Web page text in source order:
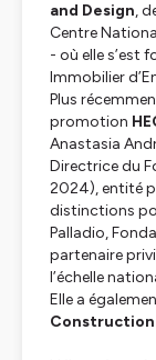
and Design,
Centre
- où elle s’est
Immobilier
Plus
promotion
Anastasia
Directrice du
2024), entité
distinctions
Palladio,
partenaire
l’échelle
Elle a
Construction